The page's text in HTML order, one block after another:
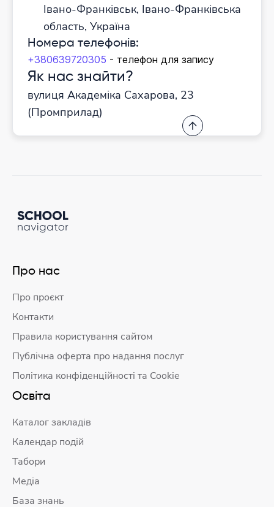
Івано-Франківськ, Івано-Франківська
область, Україна
Номера телефонів:
+380639720305 - телефон для запису
Як нас знайти?
вулиця Академіка Сахарова, 23
(Промприлад)
Про нас
Про проєкт
Контакти
Правила користування сайтом
Публічна оферта про надання послуг
Політика конфіденційності та Cookie
Освіта
Каталог закладів
Календар подій
Табори
Медіа
База знань